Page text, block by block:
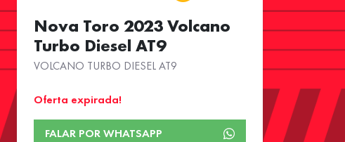
Nova Toro 2023 Volcano
Turbo Diesel AT9
VOLCANO TURBO DIESEL AT9
Oferta expirada!
FALAR POR WHATSAPP